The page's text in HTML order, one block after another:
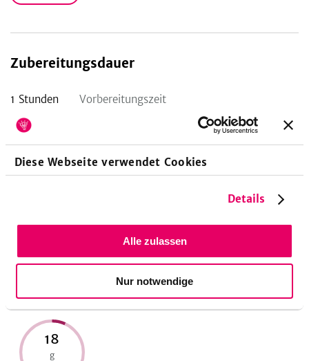
Diese Webseite verwendet Cookies
Details
Alle zulassen
Nur notwendige
Zubereitungsdauer
1 Stunden Vorbereitungszeit
Nährwerte pro Portion
315 9,8
g
Eiweiß
22
18
g